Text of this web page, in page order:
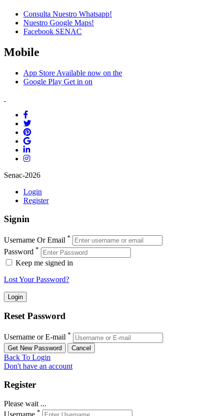
Consulta Nuestro Whatsapp!
Nuestro Google Maps!
Facebook SENAC
Mobile
App Store Available now on the
Google Play Get in on
Senac-2026
Login
Register
Signin
Username Or Email *
Password *
Keep me signed in
Lost Your Password?
Reset Password
Username or E-mail *
Back To Login
Don't have an account
Register
Please wait ...
*